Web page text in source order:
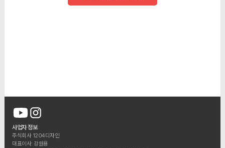
사업자 정보
주식회사 1204디자인
대표이사: 강원용